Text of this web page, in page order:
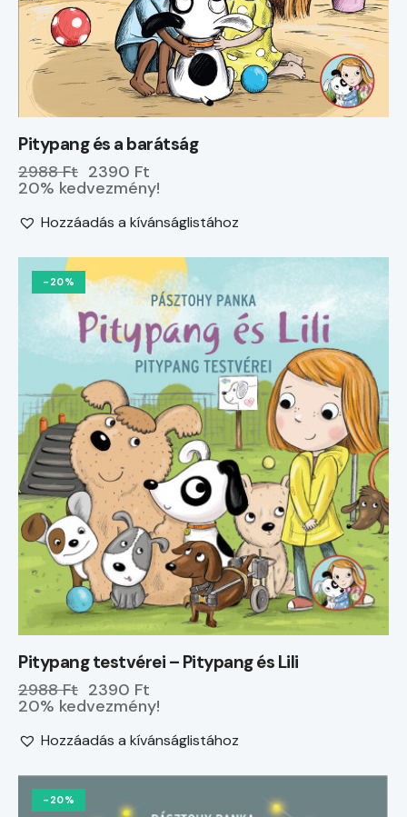
Pitypang és a barátság
2988 Ft 2390 Ft
20% kedvezmény!
Hozzáadás a kívánságlistához
-20%
Pitypang testvérei – Pitypang és Lili
2988 Ft 2390 Ft
20% kedvezmény!
Hozzáadás a kívánságlistához
-20%